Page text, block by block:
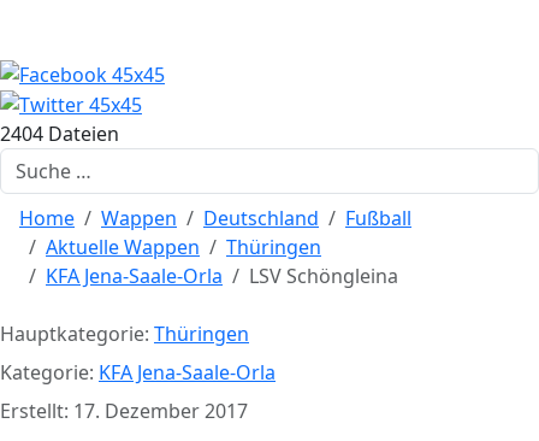
2404 Dateien
Suchen
Home Wappen Deutschland
Fußball
Aktuelle Wappen
Thüringen
KFA Jena-Saale-Orla
LSV Schöngleina
Hauptkategorie: Thüringen
Kategorie: KFA Jena-Saale-Orla
Erstellt: 17. Dezember 2017